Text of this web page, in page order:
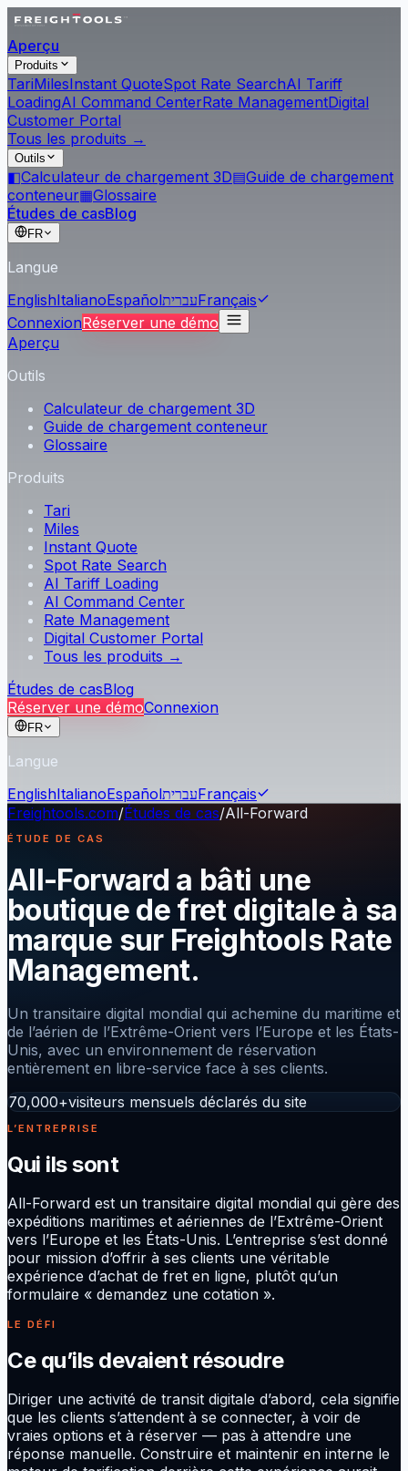
Aperçu
Produits
TariMilesInstant QuoteSpot Rate SearchAI Tariff
LoadingAI Command CenterRate ManagementDigital
Customer Portal
Tous les produits →
Outils
◧Calculateur de chargement 3D▤Guide de chargement
conteneur▦Glossaire
Études de casBlog
FR
Langue
EnglishItalianoEspañolעבריתFrançais
ConnexionRéserver une démo
Aperçu
Outils
Calculateur de chargement 3D
Guide de chargement conteneur
Glossaire
Produits
Tari
Miles
Instant Quote
Spot Rate Search
AI Tariff Loading
AI Command Center
Rate Management
Digital Customer Portal
Tous les produits →
Études de casBlog
Réserver une démoConnexion
FR
Langue
EnglishItalianoEspañolעבריתFrançais
Freightools.com/Études de cas/All-Forward
ÉTUDE DE CAS
All-Forward a bâti une
boutique de fret digitale à sa
marque sur Freightools Rate
Management.
Un transitaire digital mondial qui achemine du maritime et
de l’aérien de l’Extrême-Orient vers l’Europe et les États-
Unis, avec un environnement de réservation
entièrement en libre-service face à ses clients.
70,000+visiteurs mensuels déclarés du site
L’ENTREPRISE
Qui ils sont
All-Forward est un transitaire digital mondial qui gère des
expéditions maritimes et aériennes de l’Extrême-Orient
vers l’Europe et les États-Unis. L’entreprise s’est donné
pour mission d’offrir à ses clients une véritable
expérience d’achat de fret en ligne, plutôt qu’un
formulaire « demandez une cotation ».
LE DÉFI
Ce qu’ils devaient résoudre
Diriger une activité de transit digitale d’abord, cela signifie
que les clients s’attendent à se connecter, à voir de
vraies options et à réserver — pas à attendre une
réponse manuelle. Construire et maintenir en interne le